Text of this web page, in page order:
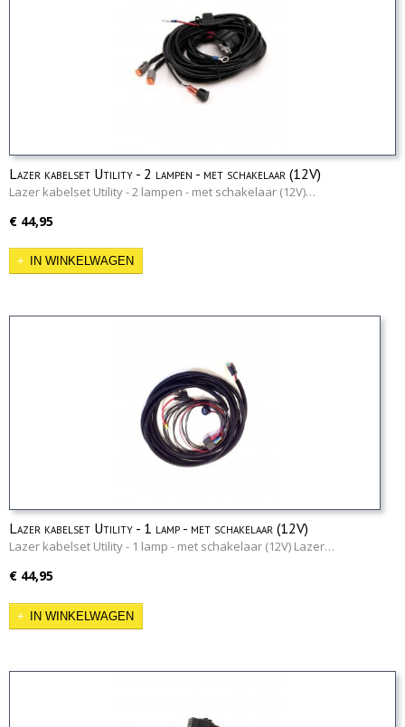
Lazer kabelset Utility - 2 lampen - met schakelaar (12V)
Lazer kabelset Utility - 2 lampen - met schakelaar (12V)…
€ 44,95
IN WINKELWAGEN
Lazer kabelset Utility - 1 lamp - met schakelaar (12V)
Lazer kabelset Utility - 1 lamp - met schakelaar (12V) Lazer…
€ 44,95
IN WINKELWAGEN